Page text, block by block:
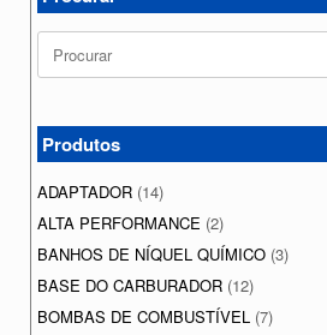
for:
Produtos
ADAPTADOR (14)
ALTA PERFORMANCE (2)
BANHOS DE NÍQUEL QUÍMICO (3)
BASE DO CARBURADOR (12)
BOMBAS DE COMBUSTÍVEL (7)